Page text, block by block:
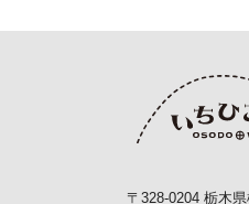
〒328-0204 栃木